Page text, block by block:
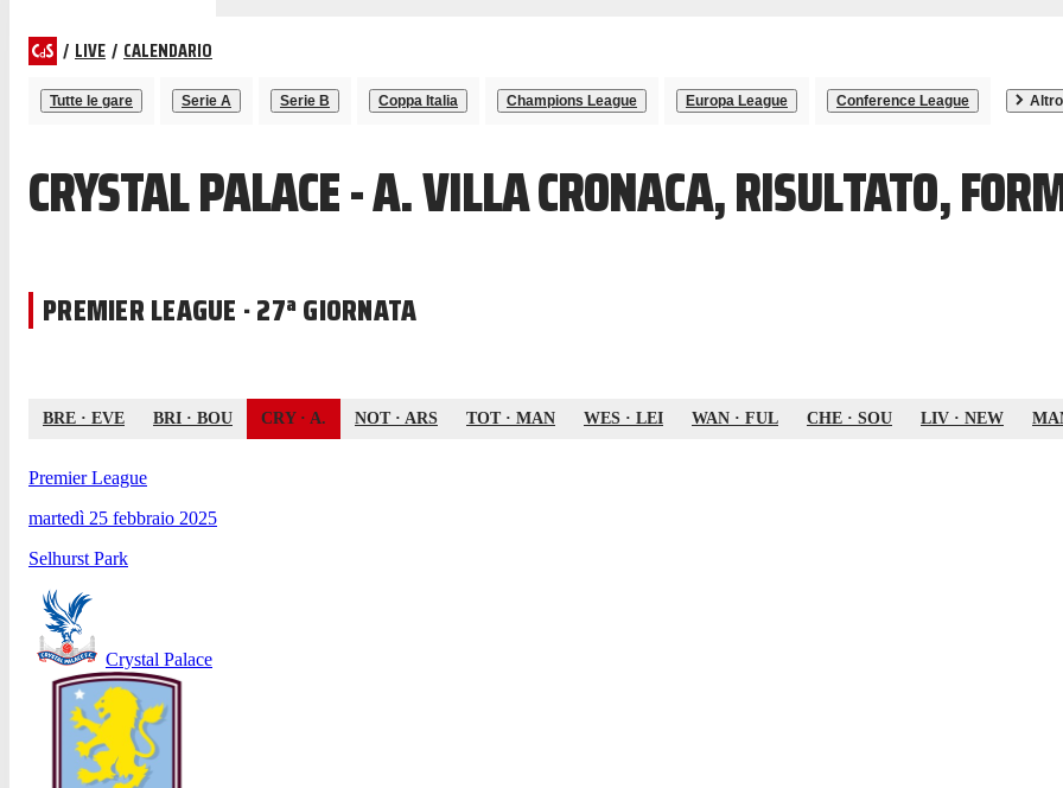
/ LIVE / CALENDARIO
Tutte le gare Serie A Serie B Coppa Italia Champions League Europa League Conference League Altro
CRYSTAL PALACE - A. VILLA CRONACA, RISULTATO,
PREMIER LEAGUE · 27ª GIORNATA
BRE · EVE BRI · BOU CRY· A. NOT· ARS TOT· MAN WES · LEI WAN · FUL CHE · SOU LIV · NEW
Premier League
martedì 25 febbraio 2025
Selhurst Park
Crystal Palace